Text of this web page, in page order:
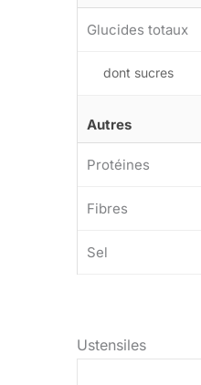
Glucides totaux
dont sucres
Autres
Protéines
Fibres
Sel
Ustensiles